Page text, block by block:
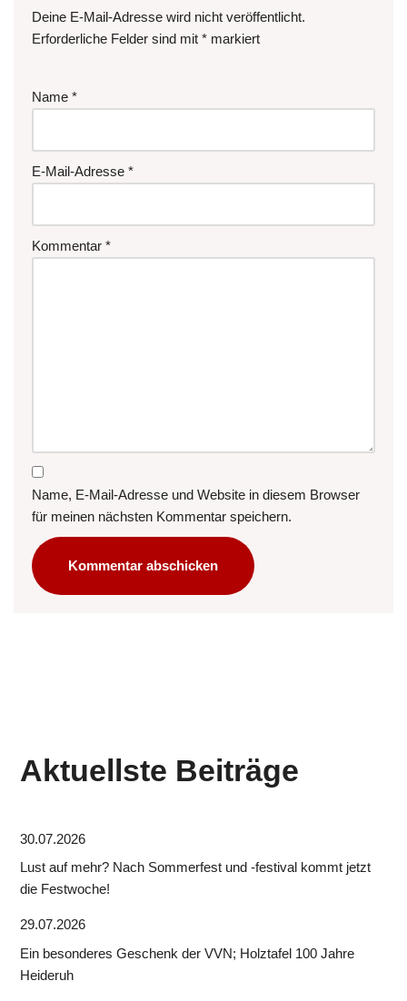
Deine E-Mail-Adresse wird nicht veröffentlicht.
Erforderliche Felder sind mit * markiert
Name *
E-Mail-Adresse *
Kommentar *
Name, E-Mail-Adresse und Website in diesem Browser
für meinen nächsten Kommentar speichern.
Aktuellste Beiträge
30.07.2026
Lust auf mehr? Nach Sommerfest und -festival kommt jetzt
die Festwoche!
29.07.2026
Ein besonderes Geschenk der VVN; Holztafel 100 Jahre
Heideruh